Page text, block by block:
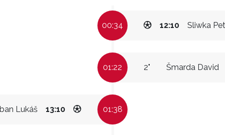
00:34 Sliwka
12:10
01:22 Šmarda David
2"
Lukáš 13:10 01:38